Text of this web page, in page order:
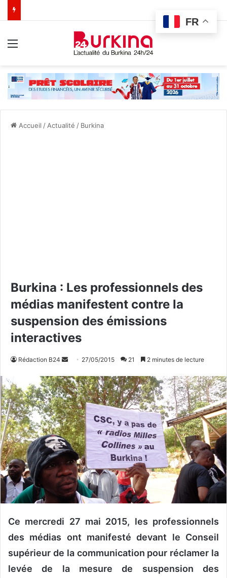
Accueil / Actualité / Burkina
Burkina : Les professionnels des
médias manifestent contre la
suspension des émissions
interactives
Rédaction B24
v
o
y
e
r
u
c
o
u
r
e
27/05/2015 21 2 minutes de lecture
Ce mercredi 27 mai 2015, les professionnels
des médias ont manifesté devant le Conseil
supérieur de la communication pour réclamer la
levée de la mesure de suspension des
FR